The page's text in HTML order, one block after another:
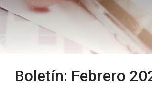
Boletín: Febrero